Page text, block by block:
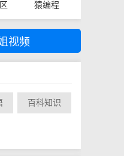
猿编程
视频
百科知识